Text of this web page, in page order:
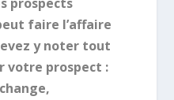
faire l’affaire
y noter tout
votre prospect :